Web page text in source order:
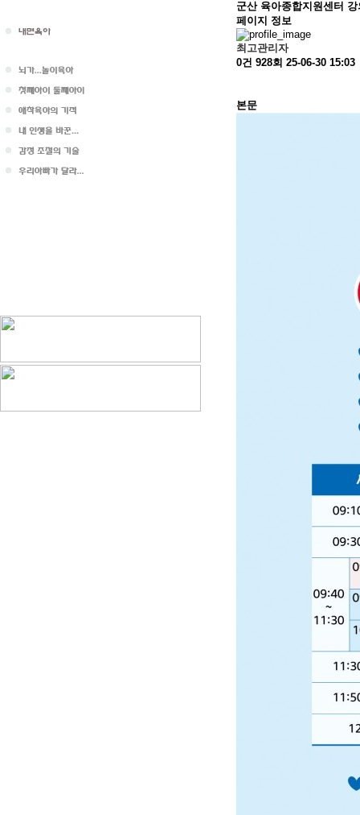
군산 육아종합지원센터
페이지 정보
최고관리자
0건 928회 25-06-30 15:03
본문